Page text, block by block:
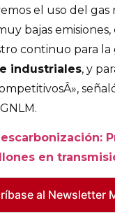
el uso del
bajas
continuo para la
industriales, y
en
al Newsletter